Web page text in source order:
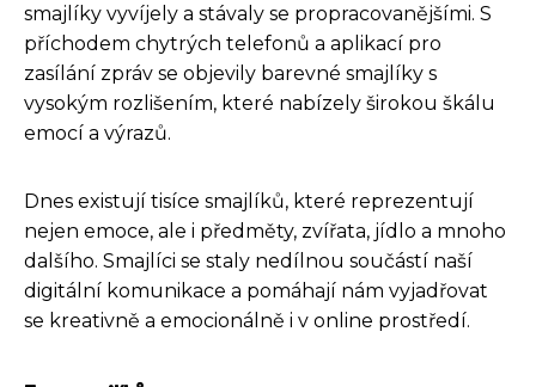
smajlíky vyvíjely a stávaly se propracovanějšími. S
příchodem chytrých telefonů a aplikací pro
zasílání zpráv se objevily barevné smajlíky s
vysokým rozlišením, které nabízely širokou škálu
emocí a výrazů.
Dnes existují tisíce smajlíků, které reprezentují
nejen emoce, ale i předměty, zvířata, jídlo a mnoho
dalšího. Smajlíci se staly nedílnou součástí naší
digitální komunikace a pomáhají nám vyjadřovat
se kreativně a emocionálně i v online prostředí.